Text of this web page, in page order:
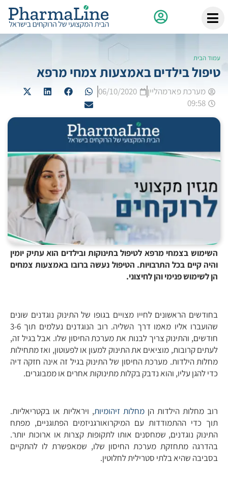
עמוד הבית
טיפול בילדים באמצעות צמחי מרפא
מערכת פארמהליין
06/10/2020
09:58
השימוש בצמחי מרפא לטיפול בתינוקות ובילדים הוא עתיק יומין
והיה קיים בכל התרבויות. הטיפול נעשה ברובו באמצעות צמחים
הן לשימוש פנימי והן לחיצוני.
בחודשים הראשונים לחייו מצויים בגופו של התינוק נוגדנים שונים
שהועברו אליו מאמו דרך השליה. רוב הנוגדנים נעלמים תוך 3-6
חודשים, והתינוק צריך לבנות את מערכת החיסון שלו. אבל בגיל זה,
לעתים קרובות, מוציאים את התינוק למעון או לפעוטון, ואז מתחילות
מחלות הילדות. מערכת החיסון של התינוק בגיל זה אינה חזקה דיה
כדי להגן עליו, והוא נדבק בקלות מתינוקות אחרים או ממבוגרים.
רוב מחלות הילדות הן מחלות זיהומיות, ויראליות או בקטריאליות.
תוך כדי ההתמודדות עם המיקרואורגניזמים הפתוגניים, מפתח
התינוק נוגדנים, שמחסנים אותו לתקופות קצרות או ארוכות יותר.
בהדרגה מתחזקת מערכת החיסון שלו, שמאפשרת לו להתקיים
בסביבה שהיא בלתי סטרילית לחלוטין.